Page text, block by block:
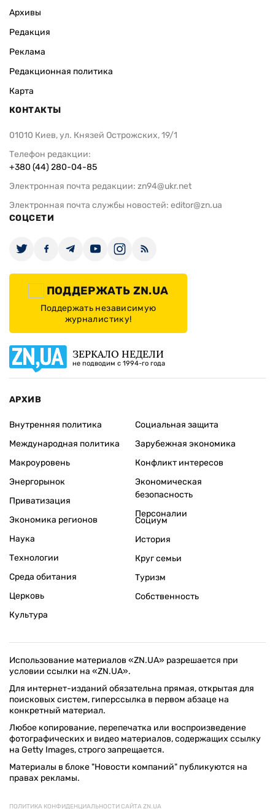
Архивы
Редакция
Реклама
Редакционная политика
Карта
КОНТАКТЫ
01010 Киев, ул. Князей Острожских, 19/1
Телефон редакции:
+380 (44) 280-04-85
Электронная почта редакции: zn94@ukr.net
Электронная почта службы новостей: editor@zn.ua
СОЦСЕТИ
ПОДДЕРЖАТЬ ZN.UA
Поддержать независимую
журналистику!
ЗЕРКАЛО НЕДЕЛИ
не подводим с 1994-го года
АРХИВ
Внутренняя политика
Международная политика
Макроуровень
Энергорынок
Приватизация
Экономика регионов
Социальная защита
Зарубежная экономика
Конфликт интересов
Экономическая
безопасность
Персоналии
Наука
Технологии
Среда обитания
Церковь
Культура
Социум
История
Круг семьи
Туризм
Собственность
Использование материалов «ZN.UA» разрешается при
условии ссылки на «ZN.UA».
Для интернет-изданий обязательна прямая, открытая для
поисковых систем, гиперссылка в первом абзаце на
конкретный материал.
Любое копирование, перепечатка или воспроизведение
фотографических и видео материалов, содержащих ссылку
на Getty Images, строго запрещается.
Материалы в блоке "Новости компаний" публикуются на
правах рекламы.
ПОЛИТИКА КОНФИДЕНЦИАЛЬНОСТИ САЙТА ZN.UA